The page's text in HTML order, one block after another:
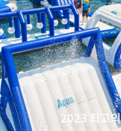
2023 최고